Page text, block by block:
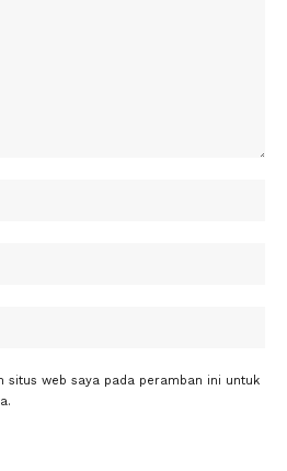
situs web saya pada peramban ini untuk